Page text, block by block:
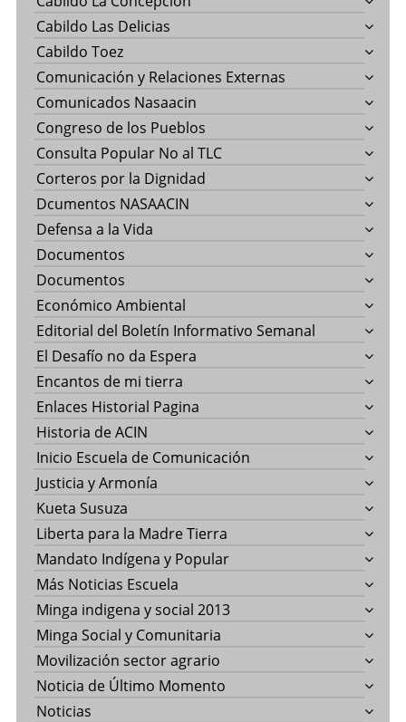
Cabildo Las Delicias
Cabildo Toez
Comunicación y Relaciones Externas
Comunicados Nasaacin
Congreso de los Pueblos
Consulta Popular No al TLC
Corteros por la Dignidad
Dcumentos NASAACIN
Defensa a la Vida
Documentos
Documentos
Económico Ambiental
Editorial del Boletín Informativo Semanal
El Desafío no da Espera
Encantos de mi tierra
Enlaces Historial Pagina
Historia de ACIN
Inicio Escuela de Comunicación
Justicia y Armonía
Kueta Susuza
Liberta para la Madre Tierra
Mandato Indígena y Popular
Más Noticias Escuela
Minga indigena y social 2013
Minga Social y Comunitaria
Movilización sector agrario
Noticia de Último Momento
Noticias